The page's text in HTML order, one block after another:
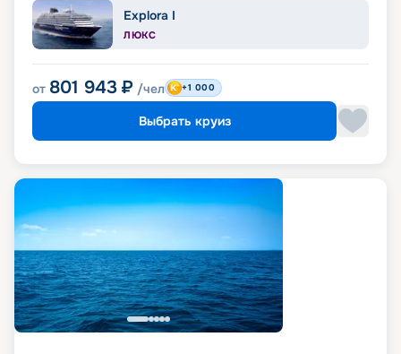
Explora I
ЛЮКС
от 801 943 ₽ /чел +1 000
Выбрать круиз